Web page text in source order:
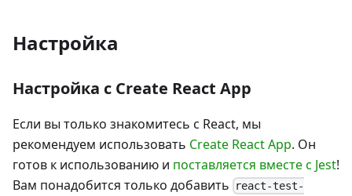
Настройка
Настройка с Create React App
Если вы только знакомитесь с React, мы
рекомендуем использовать Create React App. Он
готов к использованию и поставляется вместе с Jest!
Вам понадобится только добавить
react-test-